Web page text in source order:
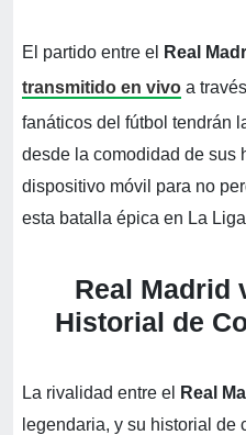
El partido entre el Real
transmitido en vivo a
fanáticos del fútbol tendrán
desde la comodidad de sus
dispositivo móvil para no
esta batalla épica en La
Real Madrid
Historial de
La rivalidad entre el Real
legendaria, y su historial de